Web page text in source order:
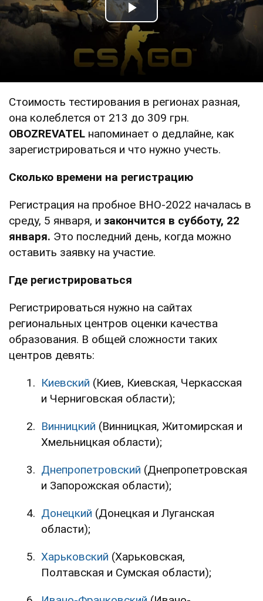
Play Video
Стоимость тестирования в регионах разная,
она колеблется от 213 до 309 грн.
OBOZREVATEL напоминает о дедлайне, как
зарегистрироваться и что нужно учесть.
Сколько времени на регистрацию
Регистрация на пробное ВНО-2022 началась в
среду, 5 января, и закончится в субботу, 22
января. Это последний день, когда можно
оставить заявку на участие.
Где регистрироваться
Регистрироваться нужно на сайтах
региональных центров оценки качества
образования. В общей сложности таких
центров девять:
Киевский (Киев, Киевская, Черкасская
и Черниговская области);
Винницкий (Винницкая, Житомирская и
Хмельницкая области);
Днепропетровский (Днепропетровская
и Запорожская области);
Донецкий (Донецкая и Луганская
области);
Харьковский (Харьковская,
Полтавская и Сумская области);